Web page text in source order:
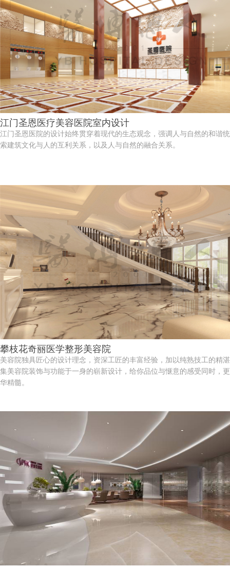
江门圣恩医疗美容医院室内设计
江门圣恩医院的设计始终贯穿着现代的生态观念，强调人与自然的和谐
索建筑文化与人的互利关系，以及人与自然的融合关系。
攀枝花奇丽医学整形美容院
美容院独具匠心的设计理念，资深工匠的丰富经验，加以纯熟技工的精
集美容院装饰与功能于一身的崭新设计，给你品位与惬意的感受同时，
华精髓。